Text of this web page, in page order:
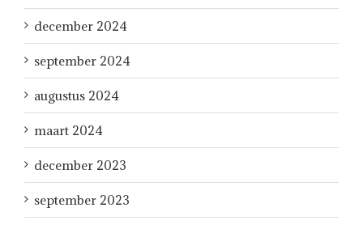
december 2024
september 2024
augustus 2024
maart 2024
december 2023
september 2023